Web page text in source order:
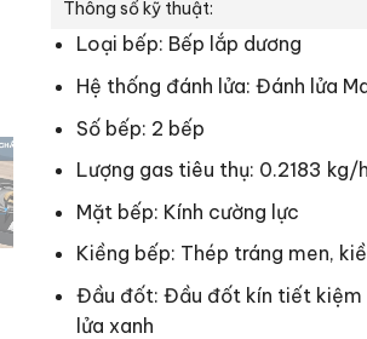
Thông số kỹ thuật:
Loại bếp: Bếp lắp dương
Hệ thống đánh lửa: Đánh lửa
Số bếp: 2 bếp
Lượng gas tiêu thụ: 0.2183 kg/
Mặt bếp: Kính cường lực
Kiềng bếp: Thép tráng men,
Đầu đốt: Đầu đốt kín tiết kiệm
lửa xanh